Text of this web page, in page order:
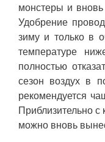
монстеры и
Удобрение
зиму и только в
температуре
полностью
сезон воздух в
рекомендуется
Приблизительно
можно вновь